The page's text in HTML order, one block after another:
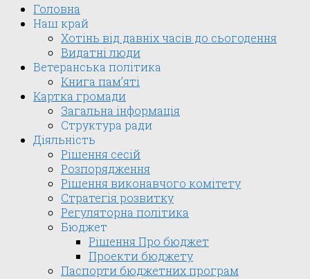
Головна
Наш край
Хотінь від давніх часів до сьогодення
Видатні люди
Ветеранська політика
Книга пам’яті
Картка громади
Загальна інформація
Структура ради
Діяльність
Рішення сесій
Розпорядження
Рішення виконавчого комітету
Стратегія розвитку
Регуляторна політика
Бюджет
Рішення Про бюджет
Проекти бюджету
Паспорти бюджетних програм